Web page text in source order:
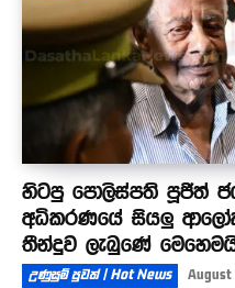
හිටපු පොලිස්පති පූජිත්
අධිකරණයේ සියලු
තීන්දුව ලැබුණේ
උණුසුම් පුවත් | Hot News August